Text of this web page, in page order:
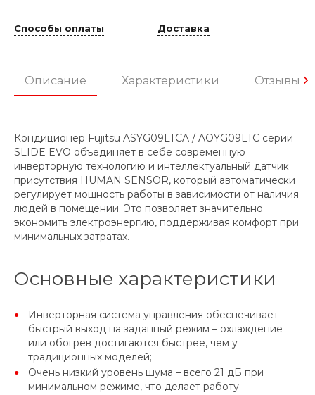
Способы оплаты Доставка
Описание Характеристики Отзывы
Кондиционер Fujitsu ASYG09LTCA / AOYG09LTC серии
SLIDE EVO объединяет в себе современную
инверторную технологию и интеллектуальный датчик
присутствия HUMAN SENSOR, который автоматически
регулирует мощность работы в зависимости от наличия
людей в помещении. Это позволяет значительно
экономить электроэнергию, поддерживая комфорт при
минимальных затратах.
Основные характеристики
Инверторная система управления обеспечивает
быстрый выход на заданный режим – охлаждение
или обогрев достигаются быстрее, чем у
традиционных моделей;
Очень низкий уровень шума – всего 21 дБ при
минимальном режиме, что делает работу